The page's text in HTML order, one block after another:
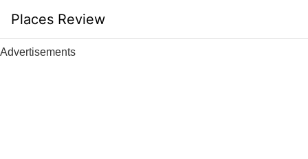
content
Places Review
Advertisements